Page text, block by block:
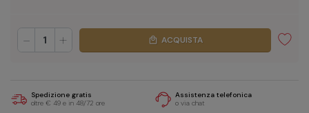
- + local_mall ACQUISTA
Spedizione gratis
oltre € 49 e in 48/72 ore
Assistenza telefonica
o via chat